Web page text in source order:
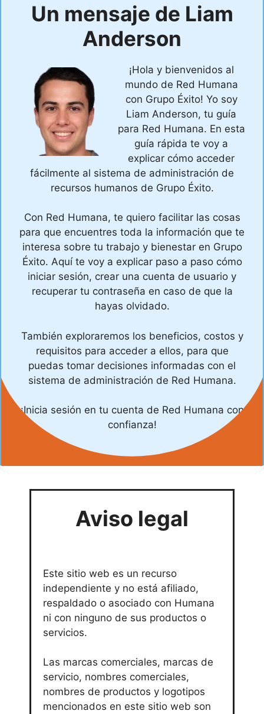
Un mensaje de Liam
Anderson
¡Hola y bienvenidos al
mundo de Red Humana
con Grupo Éxito! Yo soy
Liam Anderson, tu guía
para Red Humana. En esta
guía rápida te voy a
explicar cómo acceder
fácilmente al sistema de administración de
recursos humanos de Grupo Éxito.
Con Red Humana, te quiero facilitar las cosas
para que encuentres toda la información que te
interesa sobre tu trabajo y bienestar en Grupo
Éxito. Aquí te voy a explicar paso a paso cómo
iniciar sesión, crear una cuenta de usuario y
recuperar tu contraseña en caso de que la
hayas olvidado.
También exploraremos los beneficios, costos y
requisitos para acceder a ellos, para que
puedas tomar decisiones informadas con el
sistema de administración de Red Humana.
¡Inicia sesión en tu cuenta de Red Humana con
confianza!
Aviso legal
Este sitio web es un recurso
independiente y no está afiliado,
respaldado o asociado con Humana
ni con ninguno de sus productos o
servicios.
Las marcas comerciales, marcas de
servicio, nombres comerciales,
nombres de productos y logotipos
mencionados en este sitio web son